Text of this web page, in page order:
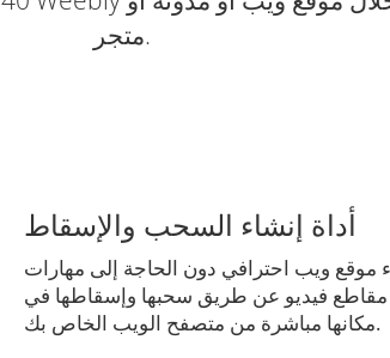
متجر.
أداة إنشاء السحب والإسقاط
موقع ويب احترافي دون الحاجة إلى مهارات
مقاطع فيديو عن طريق سحبها وإسقاطها في
مكانها مباشرة من متصفح الويب الخاص بك.